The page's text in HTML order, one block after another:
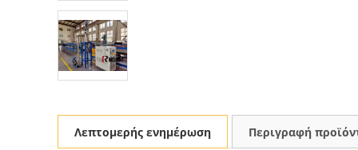
Λεπτομερής ενημέρωση Περιγραφή